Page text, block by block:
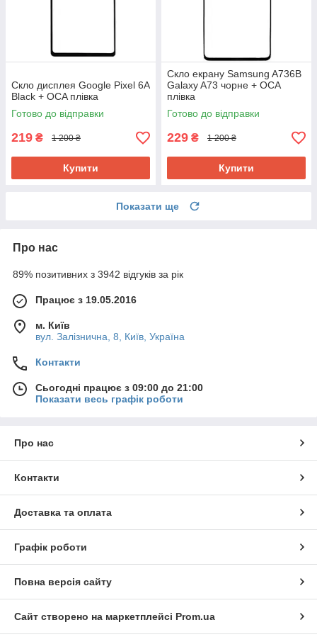
Скло дисплея Google Pixel 6A
Black + OCA плівка
Готово до відправки
219 ₴ 1 200 ₴
Купити
Скло екрану Samsung A736B
Galaxy A73 чорне + ОСА
плівка
Готово до відправки
229 ₴ 1 200 ₴
Купити
Показати ще
Про нас
89% позитивних з 3942 відгуків за рік
Працює з 19.05.2016
м. Київ
вул. Залізнична, 8, Київ, Україна
Контакти
Сьогодні працює з 09:00 до 21:00
Показати весь графік роботи
Про нас
Контакти
Доставка та оплата
Графік роботи
Повна версія сайту
Сайт створено на маркетплейсі Prom.ua